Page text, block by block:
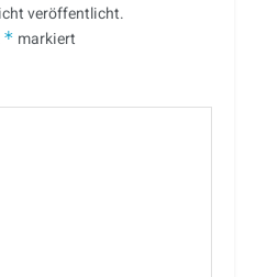
veröffentlicht.
* markiert